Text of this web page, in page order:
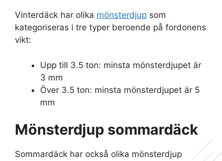
Vinterdäck har olika mönsterdjup som
kategoriseras i tre typer beroende på fordonens
vikt:
Upp till 3.5 ton: minsta mönsterdjupet är
3 mm
Över 3.5 ton: minsta mönsterdjupet är 5
mm
Mönsterdjup sommardäck
Sommardäck har också olika mönsterdjup